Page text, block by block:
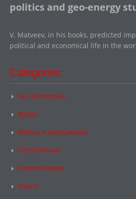
politics and geo-energy
V. Matveev, in his books, predicted
political and economical life in the
Categories:
Без категории
Видео
Войны и вооружение
Геополитика
Геоэкономика
Книги